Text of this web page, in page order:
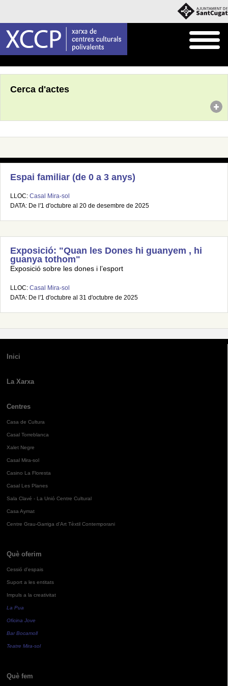
Cerca d'actes
Espai familiar (de 0 a 3 anys)
LLOC: Casal Mira-sol
DATA: De l'1 d'octubre al 20 de desembre de 2025
Exposició: "Quan les Dones hi guanyem , hi
guanya tothom"
Exposició sobre les dones i l’esport
LLOC: Casal Mira-sol
DATA: De l'1 d'octubre al 31 d'octubre de 2025
Inici
La Xarxa
Centres
Casa de Cultura
Casal Torreblanca
Xalet Negre
Casal Mira-sol
Casino La Floresta
Casal Les Planes
Sala Clavé - La Unió Centre Cultural
Casa Aymat
Centre Grau-Garriga d'Art Tèxtil Contemporani
Què oferim
Cessió d'espais
Suport a les entitats
Impuls a la creativitat
La Pua
Oficina Jove
Bar Bocamoll
Teatre Mira-sol
Què fem